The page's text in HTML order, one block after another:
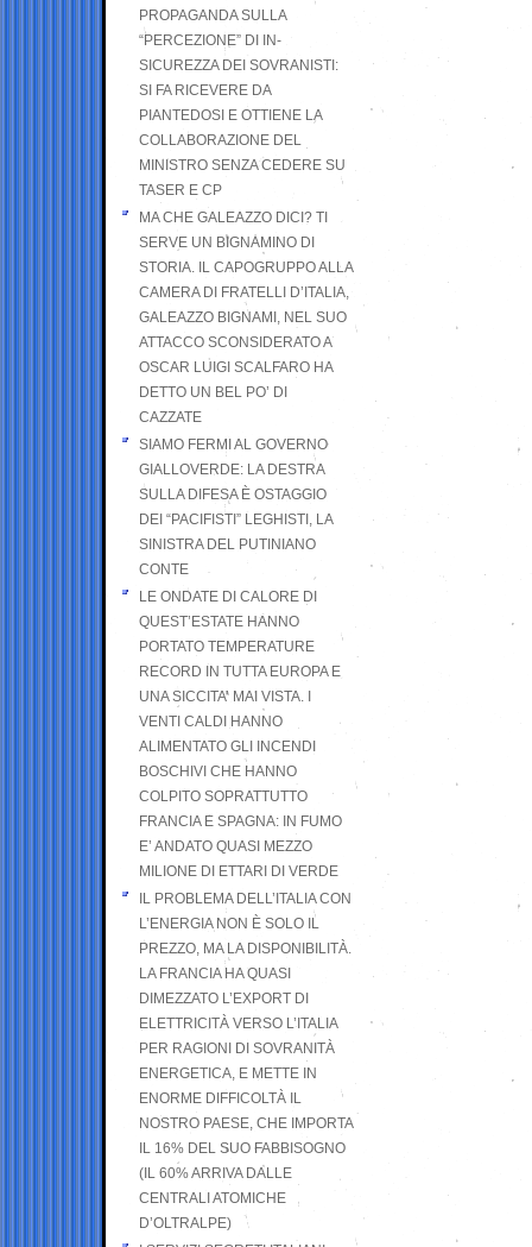
PROPAGANDA SULLA
“PERCEZIONE” DI IN-
SICUREZZA DEI SOVRANISTI:
SI FA RICEVERE DA
PIANTEDOSI E OTTIENE LA
COLLABORAZIONE DEL
MINISTRO SENZA CEDERE SU
TASER E CP
MA CHE GALEAZZO DICI? TI
SERVE UN BIGNAMINO DI
STORIA. IL CAPOGRUPPO ALLA
CAMERA DI FRATELLI D’ITALIA,
GALEAZZO BIGNAMI, NEL SUO
ATTACCO SCONSIDERATO A
OSCAR LUIGI SCALFARO HA
DETTO UN BEL PO’ DI
CAZZATE
SIAMO FERMI AL GOVERNO
GIALLOVERDE: LA DESTRA
SULLA DIFESA È OSTAGGIO
DEI “PACIFISTI” LEGHISTI, LA
SINISTRA DEL PUTINIANO
CONTE
LE ONDATE DI CALORE DI
QUEST’ESTATE HANNO
PORTATO TEMPERATURE
RECORD IN TUTTA EUROPA E
UNA SICCITA’ MAI VISTA. I
VENTI CALDI HANNO
ALIMENTATO GLI INCENDI
BOSCHIVI CHE HANNO
COLPITO SOPRATTUTTO
FRANCIA E SPAGNA: IN FUMO
E’ ANDATO QUASI MEZZO
MILIONE DI ETTARI DI VERDE
IL PROBLEMA DELL’ITALIA CON
L’ENERGIA NON È SOLO IL
PREZZO, MA LA DISPONIBILITÀ.
LA FRANCIA HA QUASI
DIMEZZATO L’EXPORT DI
ELETTRICITÀ VERSO L’ITALIA
PER RAGIONI DI SOVRANITÀ
ENERGETICA, E METTE IN
ENORME DIFFICOLTÀ IL
NOSTRO PAESE, CHE IMPORTA
IL 16% DEL SUO FABBISOGNO
(IL 60% ARRIVA DALLE
CENTRALI ATOMICHE
D’OLTRALPE)